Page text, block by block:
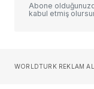
Sizin adınız*
Abone
kabul etmiş
WORLDTURK REKLAM